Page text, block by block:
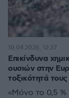
Επικίνδυνα
ουσιών στην
τοξικότητά τους
«Μόνο το 0,5 %
10.04.2026, 12:27